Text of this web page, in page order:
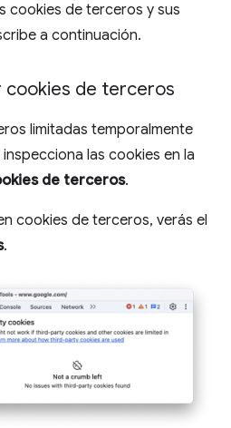
cookies de terceros y sus
a continuación.
cookies de terceros
limitadas temporalmente
las cookies en la
de terceros.
cookies de terceros, verás el
.